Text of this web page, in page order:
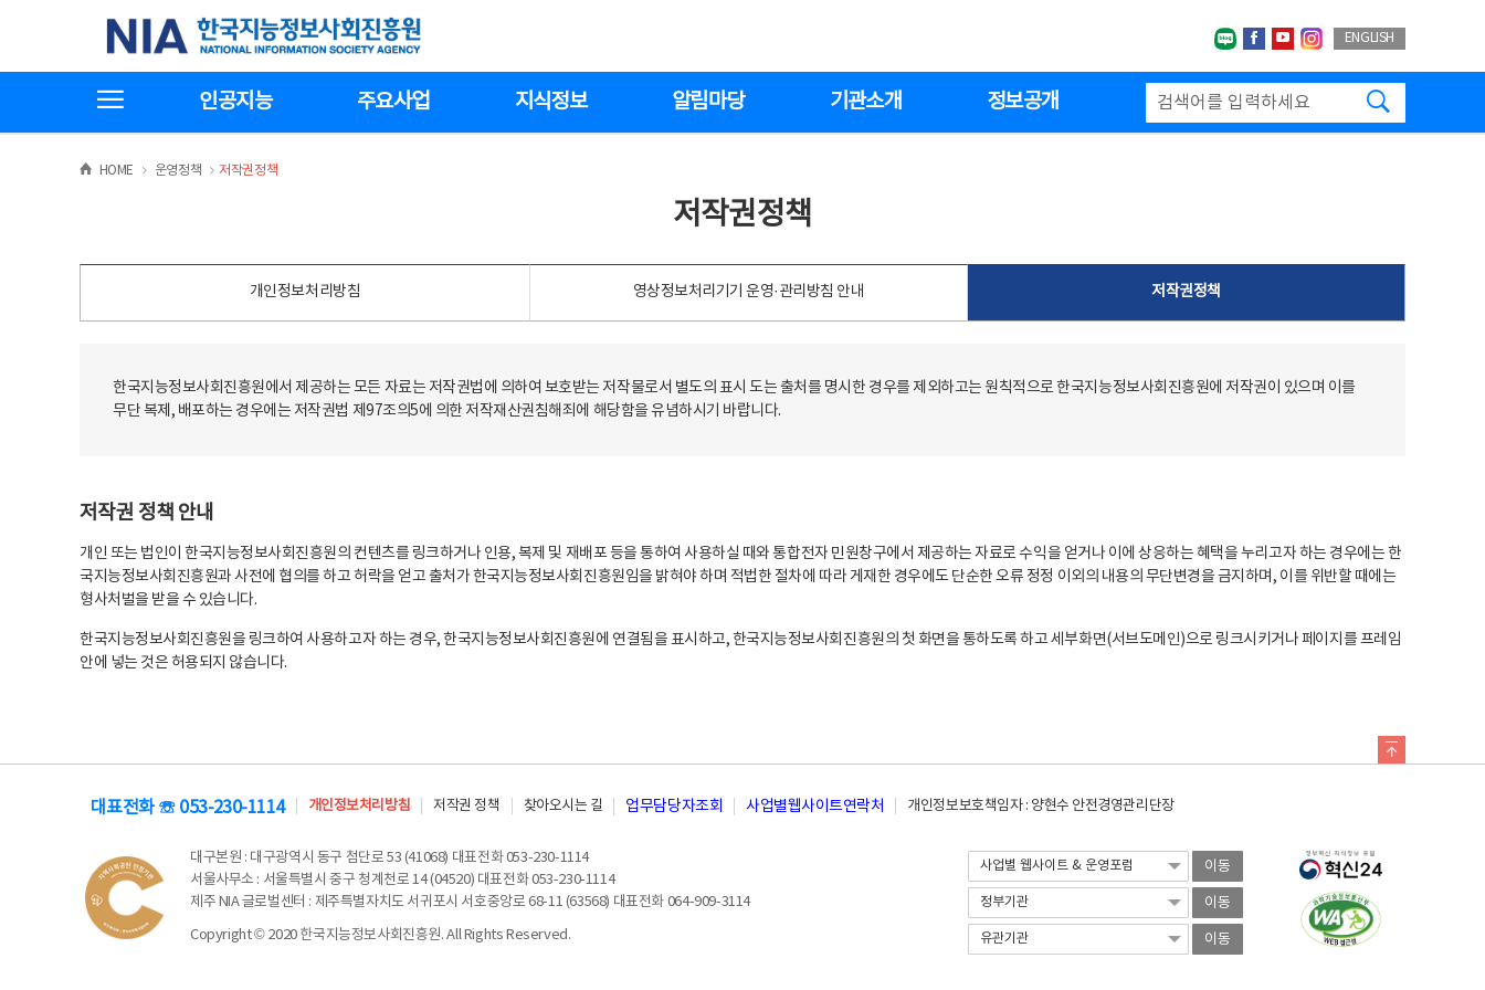
기
한국지능정보사회진흥원
네이버블로그
페이스북
유투브인스타그랩
ENGLISH
인공지능 주요사업 지식정보 알림마당 기관소개 정보공개
HOME >운영정책 >
저작권정책
저작권정책
개인정보처리방침 영상정보처리기기 운영·관리방침 안내 저작권정책
한국지능정보사회진흥원에서 제공하는 모든 자료는 저작권법에 의하여 보호받는 저작물로서 별도의 표시 도는 출처를 명시한 경우를 제외하고는 원칙적으로 한국지능정보사회진흥원에 저작권이 있으며 이를
무단 복제, 배포하는 경우에는 저작권법 제97조의5에 의한 저작재산권침해죄에 해당함을 유념하시기 바랍니다.
저작권 정책 안내
개인 또는 법인이 한국지능정보사회진흥원의 컨텐츠를 링크하거나 인용, 복제 및 재배포 등을 통하여 사용하실 때와 통합전자 민원창구에서 제공하는 자료로 수익을 얻거나 이에 상응하는 혜택을 누리고자 하는 경우에는 한
국지능정보사회진흥원과 사전에 협의를 하고 허락을 얻고 출처가 한국지능정보사회진흥원임을 밝혀야 하며 적법한 절차에 따라 게재한 경우에도 단순한 오류 정정 이외의 내용의 무단변경을 금지하며, 이를 위반할 때에는
형사처벌을 받을 수 있습니다.
한국지능정보사회진흥원을 링크하여 사용하고자 하는 경우, 한국지능정보사회진흥원에 연결됨을 표시하고, 한국지능정보사회진흥원의 첫 화면을 통하도록 하고 세부화면(서브도메인)으로 링크시키거나 페이지를 프레임
안에 넣는 것은 허용되지 않습니다.
대표전화 ☏ 053-230-1114 개인정보처리방침 저작권 정책 찾아오시는 길 업무담당자조회 사업별웹사이트연락처 개인정보보호책임자 : 양현수 안전경영관리단장
대구본원 : 대구광역시 동구 첨단로 53 (41068) 대표전화 053-230-1114
서울사무소 : 서울특별시 중구 청계천로 14 (04520) 대표전화 053-230-1114
제주 NIA 글로벌센터 : 제주특별자치도 서귀포시 서호중앙로 68-11 (63568) 대표전화 064-909-3114
Copyright © 2020 한국지능정보사회진흥원. All Rights Reserved.
이동
이동
이동